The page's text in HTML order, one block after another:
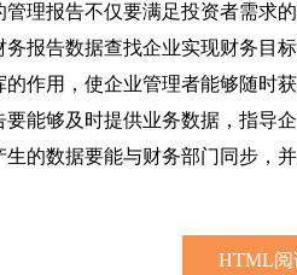
管理报告不仅要满足投资者需求
务报告数据查找企业实现财务目
作用，使企业管理者能够随时
要能够及时提供业务数据，指导
生的数据要能与财务部门同步，
HTML阅